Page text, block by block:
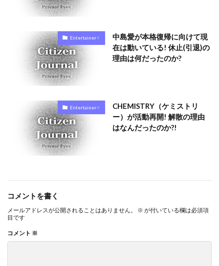
Entertainer♀
中島愛が本格復帰に向けて現
在は動いている! 休止(引退)の
理由は何だったのか?
Entertainer♂
CHEMISTRY（ケミストリ
ー）が活動再開! 解散の理由
はなんだったのか?!
コメントを書く
メールアドレスが公開されることはありません。 ※ が付いている欄は必須項
目です
コメント ※